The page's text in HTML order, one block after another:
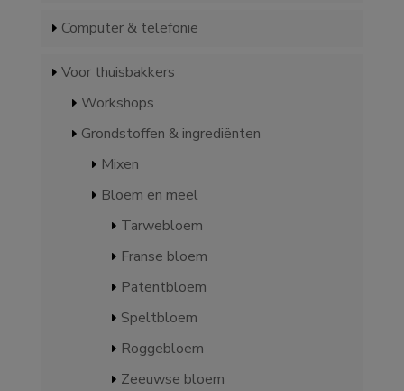
Computer & telefonie
Voor thuisbakkers
Workshops
Grondstoffen & ingrediënten
Mixen
Bloem en meel
Tarwebloem
Franse bloem
Patentbloem
Speltbloem
Roggebloem
Zeeuwse bloem